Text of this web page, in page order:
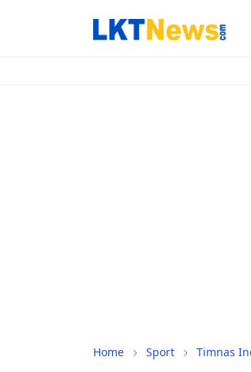
Home Sport Timnas